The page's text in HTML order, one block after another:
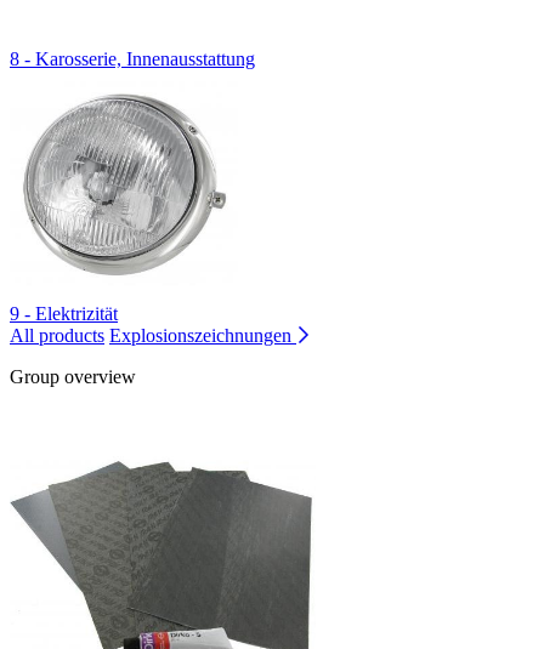
8 - Karosserie, Innenausstattung
9 - Elektrizität
All products Explosionszeichnungen
Group overview